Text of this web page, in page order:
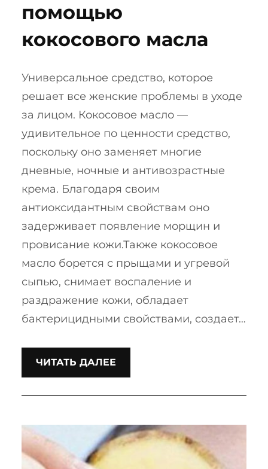
помощью
кокосового масла
Универсальное средство, которое
решает все женские проблемы в уходе
за лицом. Кокосовое масло —
удивительное по ценности средство,
поскольку оно заменяет многие
дневные, ночные и антивозрастные
крема. Благодаря своим
антиоксидантным свойствам оно
задерживает появление морщин и
провисание кожи.Также кокосовое
масло борется с прыщами и угревой
сыпью, снимает воспаление и
раздражение кожи, обладает
бактерицидными свойствами, создает…
ЧИТАТЬ ДАЛЕЕ